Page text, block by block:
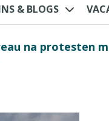
& BLOGS
‘Nederlandse